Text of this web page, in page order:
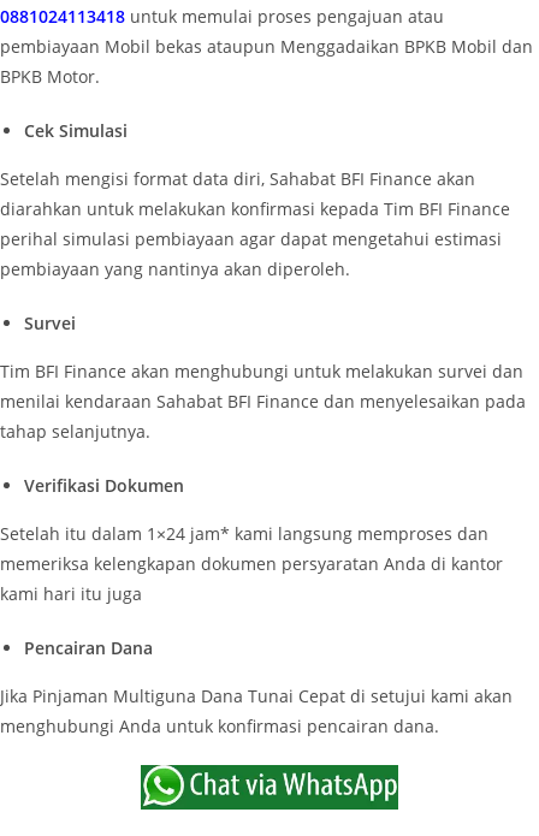
0881024113418 untuk memulai proses pengajuan atau
pembiayaan Mobil bekas ataupun Menggadaikan BPKB Mobil dan
BPKB Motor.
Cek Simulasi
Setelah mengisi format data diri, Sahabat BFI Finance akan
diarahkan untuk melakukan konfirmasi kepada Tim BFI Finance
perihal simulasi pembiayaan agar dapat mengetahui estimasi
pembiayaan yang nantinya akan diperoleh.
Survei
Tim BFI Finance akan menghubungi untuk melakukan survei dan
menilai kendaraan Sahabat BFI Finance dan menyelesaikan pada
tahap selanjutnya.
Verifikasi Dokumen
Setelah itu dalam 1×24 jam* kami langsung memproses dan
memeriksa kelengkapan dokumen persyaratan Anda di kantor
kami hari itu juga
Pencairan Dana
Jika Pinjaman Multiguna Dana Tunai Cepat di setujui kami akan
menghubungi Anda untuk konfirmasi pencairan dana.